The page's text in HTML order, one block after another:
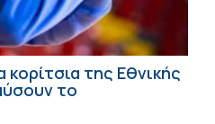
της Εθνικής
το